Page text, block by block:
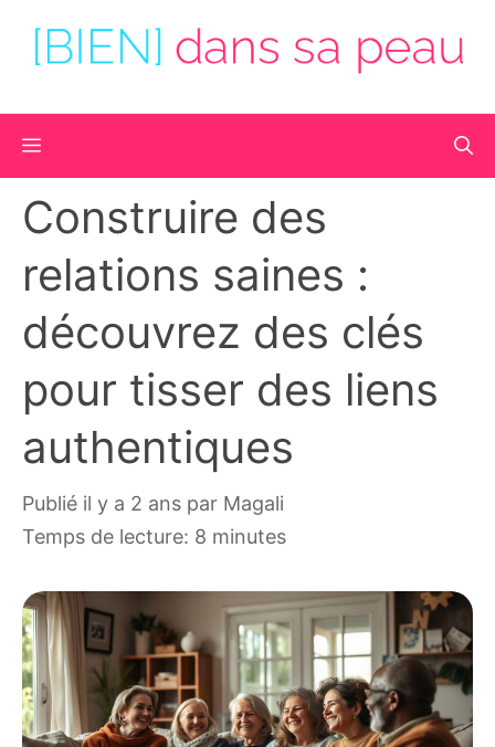
Menu
Construire des
relations saines :
découvrez des clés
pour tisser des liens
authentiques
publié il y a 2 ans par Magali
Temps de lecture: 8 minutes